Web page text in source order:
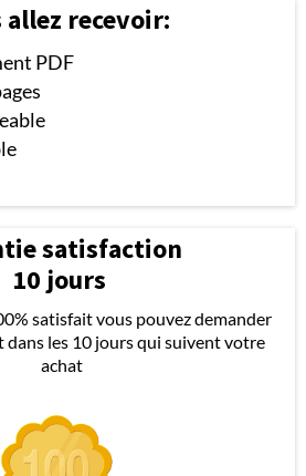
allez recevoir:
PDF
satisfaction
10 jours
satisfait vous pouvez demander
dans les 10 jours qui suivent votre
achat